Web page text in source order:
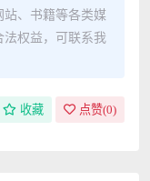
、书籍等各类媒
权益，可联系我
收藏 点赞(0)